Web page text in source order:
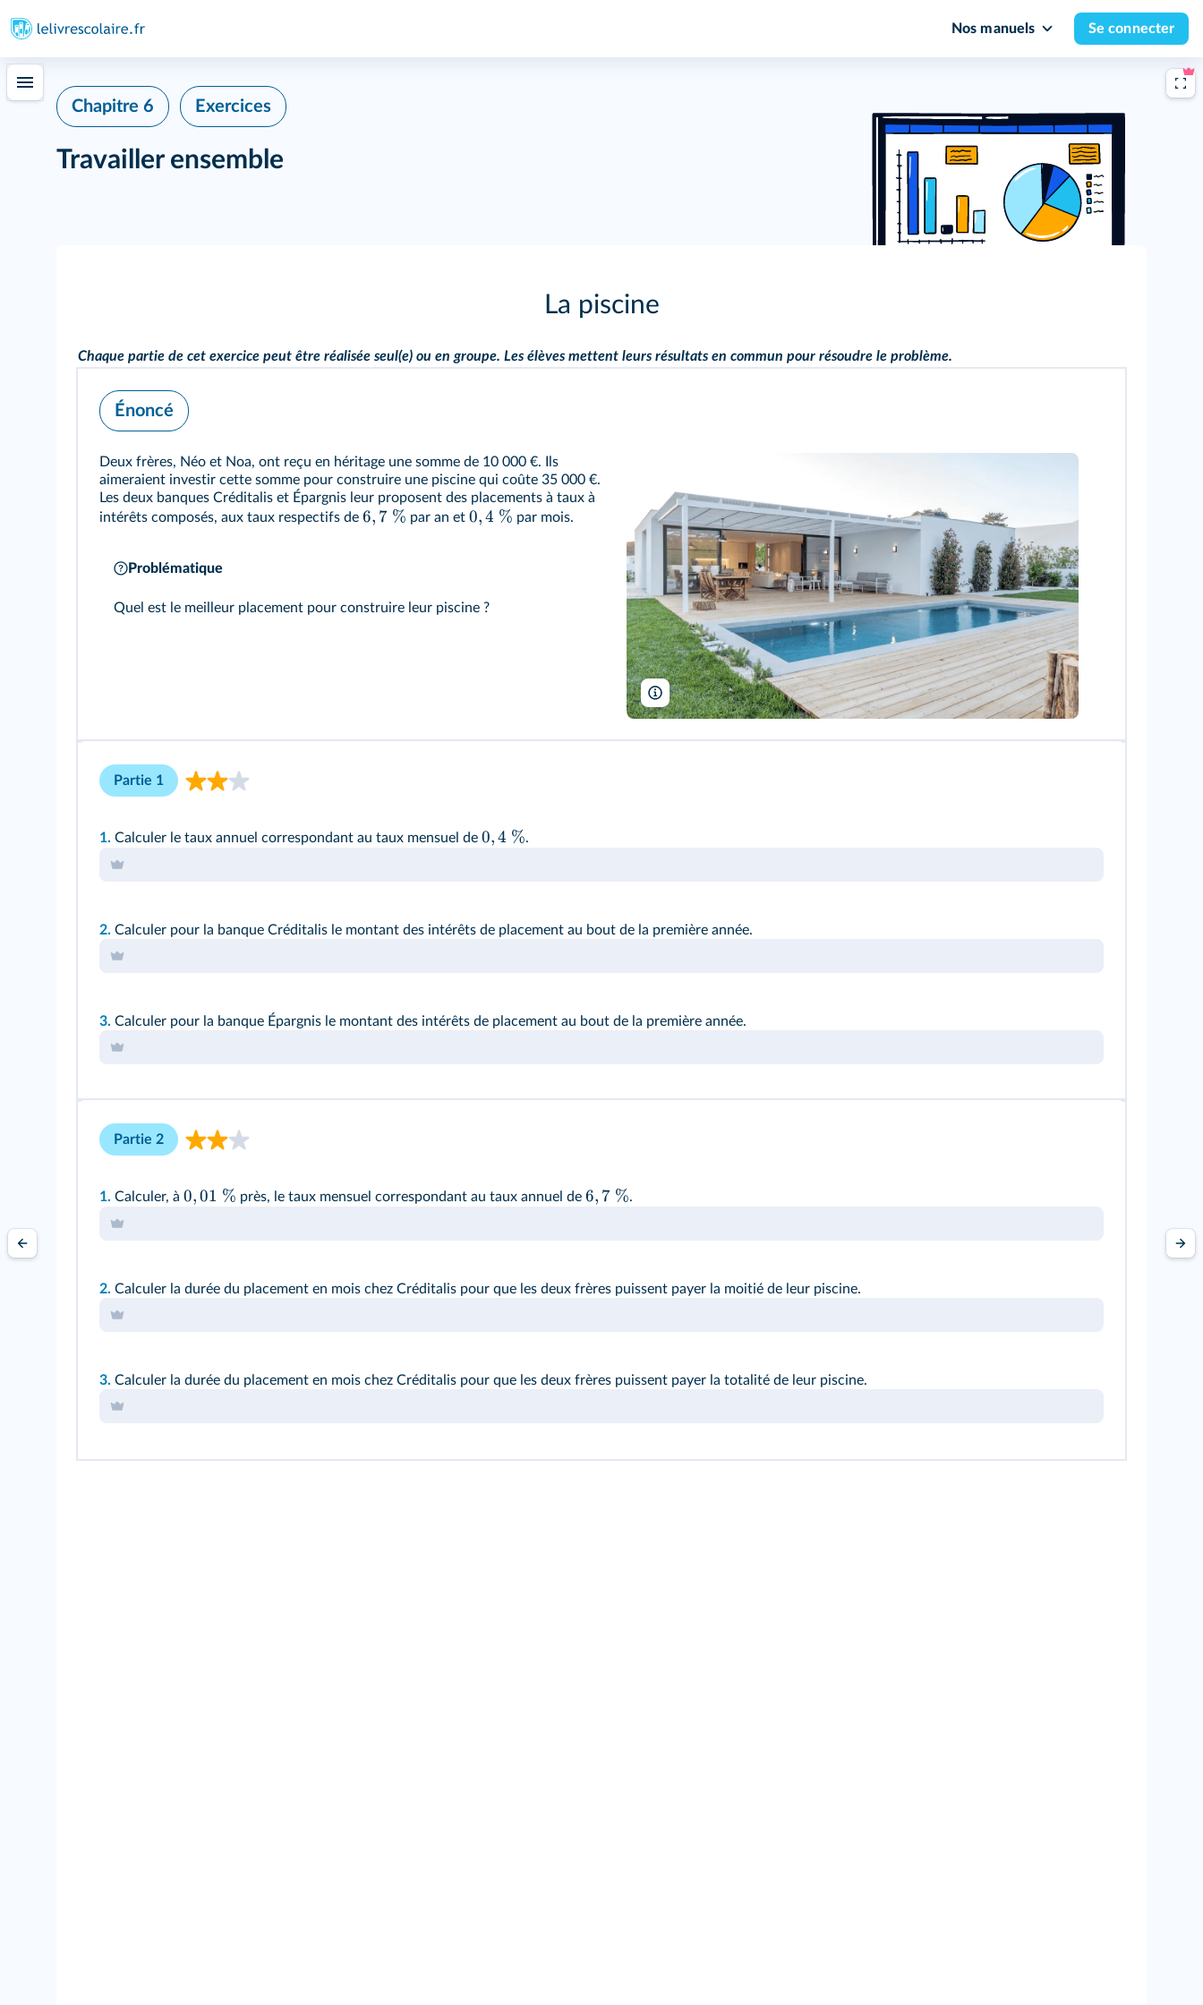
Nos manuels Se connecter
Chapitre 6 Exercices
Travailler ensemble
La piscine
Chaque partie de cet exercice peut être réalisée seul(e) ou en groupe. Les élèves mettent leurs résultats en commun pour résoudre le problème.
Énoncé
Deux frères, Néo et Noa, ont reçu en héritage une somme de 10 000 €. Ils
aimeraient investir cette somme pour construire une piscine qui coûte 35 000 €.
Les deux banques Créditalis et Épargnis leur proposent des placements à taux à
intérêts composés, aux taux respectifs de 6, 7 % par an et0, 4 % par mois.
Problématique
Quel est le meilleur placement pour construire leur piscine ?
Luis Viegas/Shutterstock
Partie 1
1. Calculer le taux annuel correspondant au taux mensuel de 0,4 %.
2. Calculer pour la banque Créditalis le montant des intérêts de placement au bout de la première année.
3. Calculer pour la banque Épargnis le montant des intérêts de placement au bout de la première année.
Partie 2
1. Calculer, à 0,01 % près, le taux mensuel correspondant au taux annuel de6, 7 %.
2. Calculer la durée du placement en mois chez Créditalis pour que les deux frères puissent payer la moitié de leur piscine.
3. Calculer la durée du placement en mois chez Créditalis pour que les deux frères puissent payer la totalité de leur piscine.